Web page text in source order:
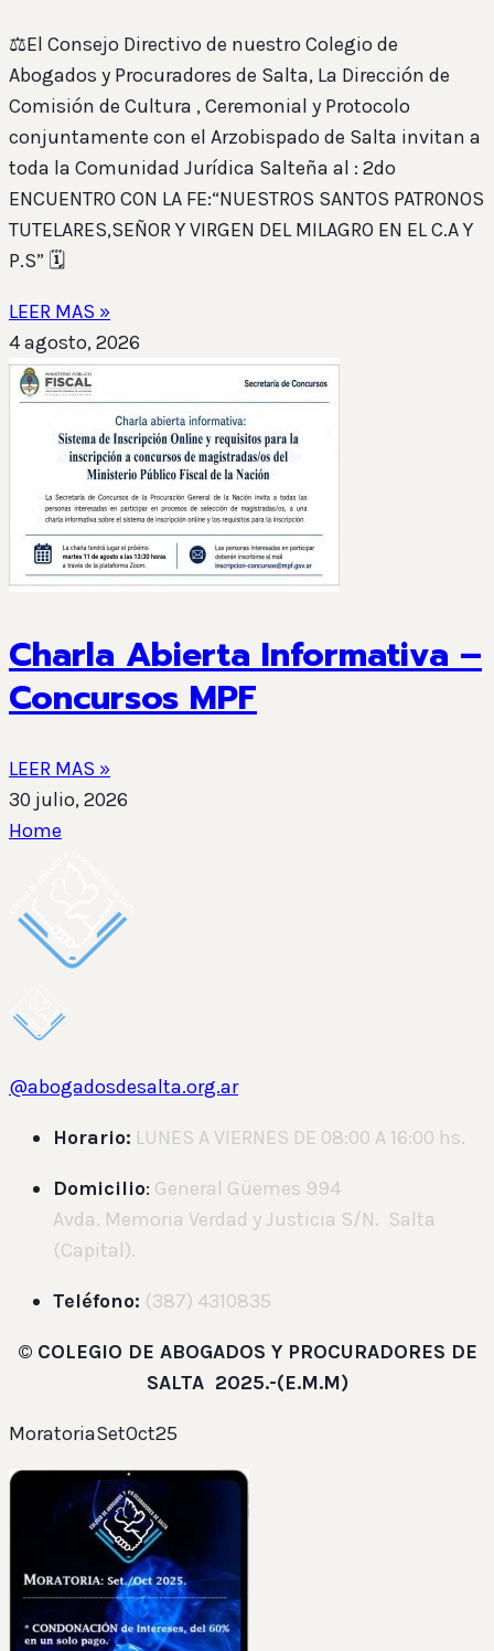
⚖️El Consejo Directivo de nuestro Colegio de
Abogados y Procuradores de Salta, La Dirección de
Comisión de Cultura , Ceremonial y Protocolo
conjuntamente con el Arzobispado de Salta invitan a
toda la Comunidad Jurídica Salteña al : 2do
ENCUENTRO CON LA FE:“NUESTROS SANTOS PATRONOS
TUTELARES,SEÑOR Y VIRGEN DEL MILAGRO EN EL C.A Y
P.S” 🗓️
LEER MAS »
4 agosto, 2026
Charla Abierta Informativa –
Concursos MPF
LEER MAS »
30 julio, 2026
Home
@abogadosdesalta.org.ar
Horario: LUNES A VIERNES DE 08:00 A 16:00 hs.
Domicilio: General Güemes 994
Avda. Memoria Verdad y Justicia S/N. Salta
(Capital).
Teléfono: (387) 4310835
© COLEGIO DE ABOGADOS Y PROCURADORES DE
SALTA 2025.-(E.M.M)
MoratoriaSetOct25